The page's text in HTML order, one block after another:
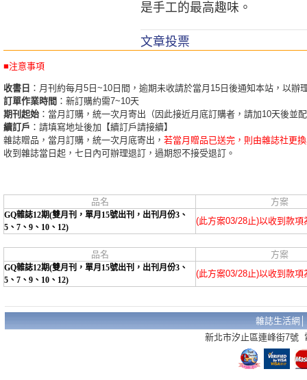
是手工的最高趣味。
文章投票
■注意事項
收書日 ：月刊約每月5日~10日間，逾期未收請於當月15日後通知本站，以辦
訂單作業時間 ：新訂購約需7~10天
期刊起始 ：當月訂購，統一次月寄出（因此接近月底訂購者，請加10天後並
續訂戶 ：請填寫地址後加【續訂戶請接續】
雜誌贈品，當月訂購，統一次月底寄出， 若當月贈品已送完，則由雜誌社更
收到雜誌當日起，七日內可辦理退訂，過期恕不接受退訂。
品名 方案
GQ雜誌12期(雙月刊，單月15號出刊，出刊月份3、
5、7、9、10、12)
(此方案03/28止)以收到款項
品名 方案
GQ雜誌12期(雙月刊，單月15號出刊，出刊月份3、
5、7、9、10、12)
(此方案03/28止)以收到款項
雜誌生活網
新北市汐止區連峰街7號